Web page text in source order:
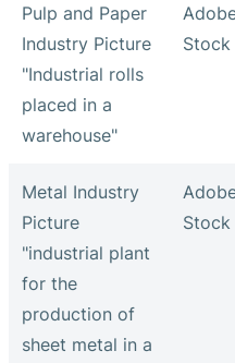
Pulp and Paper
Industry Picture
"Industrial rolls
placed in a
warehouse"
Stock
Metal Industry
Picture
"industrial plant
for the
production of
sheet metal in a
Stock